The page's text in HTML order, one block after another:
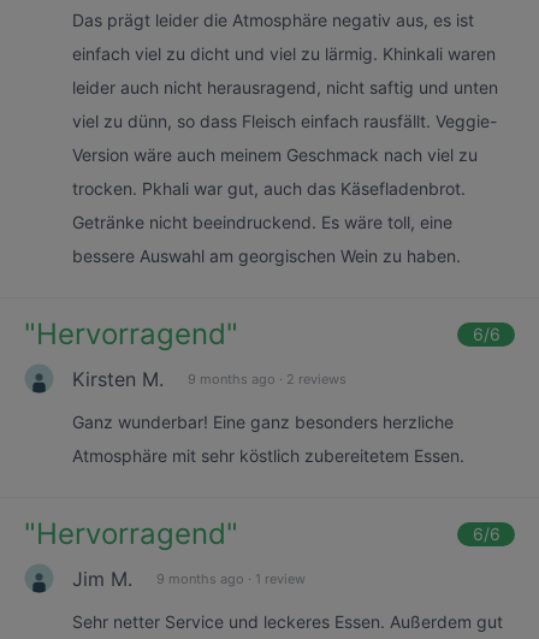
Das prägt leider die Atmosphäre negativ aus, es ist
einfach viel zu dicht und viel zu lärmig. Khinkali waren
leider auch nicht herausragend, nicht saftig und unten
viel zu dünn, so dass Fleisch einfach rausfällt. Veggie-
Version wäre auch meinem Geschmack nach viel zu
trocken. Pkhali war gut, auch das Käsefladenbrot.
Getränke nicht beeindruckend. Es wäre toll, eine
bessere Auswahl am georgischen Wein zu haben.
"Hervorragend" 6/6
Kirsten M. 9 months ago · 2 reviews
Ganz wunderbar! Eine ganz besonders herzliche
Atmosphäre mit sehr köstlich zubereitetem Essen.
"Hervorragend" 6/6
Jim M. 9 months ago · 1 review
Sehr netter Service und leckeres Essen. Außerdem gut